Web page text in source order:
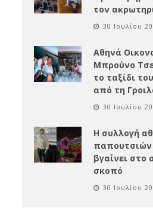
τον
30 Ιουλίου
Αθηνά
Μπρούνο
το ταξίδι
από τη
30 Ιουλίου
Η συλλογή
παπουτσιών
βγαίνει στο
σκοπό
30 Ιουλίου